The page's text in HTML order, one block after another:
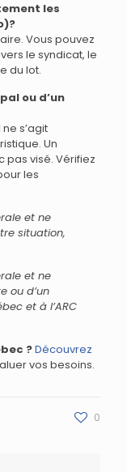
les
Vous pouvez
le syndicat, le
du lot.
ou d’un
s’agit
Un
pas visé. Vérifiez
les
et ne
situation,
et ne
ou d’un
et à l’ARC
?Découvrez
vos besoins.
0